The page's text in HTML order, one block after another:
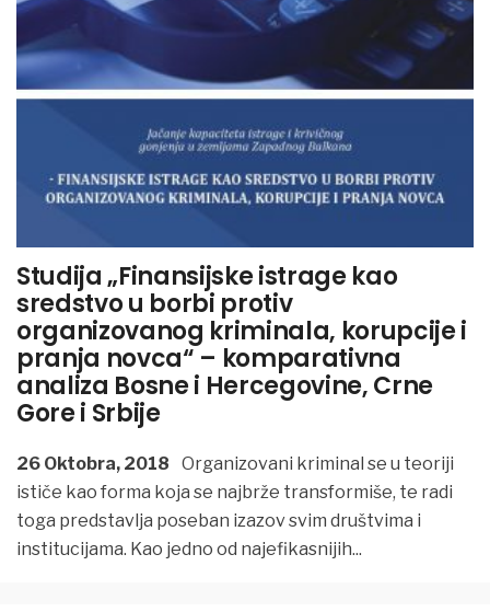
Studija „Finansijske istrage kao
sredstvo u borbi protiv
organizovanog kriminala, korupcije i
pranja novca“ – komparativna
analiza Bosne i Hercegovine, Crne
Gore i Srbije
26 Oktobra, 2018
Organizovani kriminal se u teoriji
ističe kao forma koja se najbrže transformiše, te radi
toga predstavlja poseban izazov svim društvima i
institucijama. Kao jedno od najefikasnijih...